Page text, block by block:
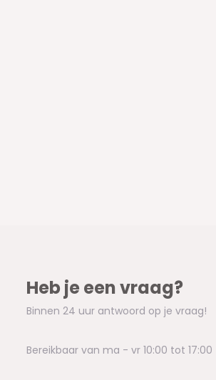
Heb je een vraag?
Binnen 24 uur antwoord op je vraag!
Bereikbaar van ma - vr 10:00 tot 17:00